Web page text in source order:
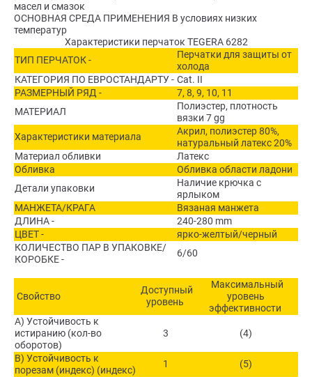
масел и смазок
ОСНОВНАЯ СРЕДА ПРИМЕНЕНИЯ В условиях низких
температур
Характеристики перчаток TEGERA 6282
ТИП ПЕРЧАТОК -
Перчатки для защиты от
холода
КАТЕГОРИЯ ПО ЕВРОСТАНДАРТУ - Cat. II
РАЗМЕРНЫЙ РЯД -
7, 8, 9, 10, 11
МАТЕРИАЛ
Полиэстер, плотность
вязки 7 gg
Характеристики материала
Акрил, полиэстер 80%,
натуральный латекс 20%
Материал обливки
Латекс
Обливка
Обливка области ладони
Детали упаковки
Наличие крючка с
ярлыком
МАНЖЕТА/КРАГА
Вязаная манжета
ДЛИНА -
240-280 mm
ЦВЕТ -
ярко-желтый/черный
КОЛИЧЕСТВО ПАР В УПАКОВКЕ/
КОРОБКЕ -
6/60
Свойство
Доступный
уровень
Максимальный
уровень
эффективности
A) Устойчивость к
истиранию (кол-во
оборотов)
3 (4)
B) Устойчивость к
порезам (индекс) (индекс)
1
(5)